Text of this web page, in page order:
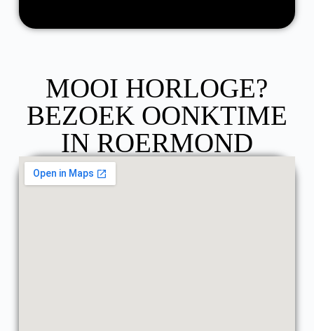
MOOI HORLOGE?
BEZOEK OONKTIME
IN ROERMOND